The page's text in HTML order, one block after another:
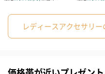
レディースアクセサリ